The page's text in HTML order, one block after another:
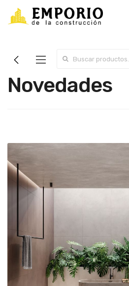
Search for:
Novedades